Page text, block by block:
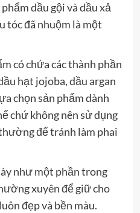
dầu gội và dầu xả
tóc đã nhuộm là một
có chứa các thành phần
hạt jojoba, dầu argan
chọn sản phẩm dành
chứ không nên sử dụng
để tránh làm phai
như một phần trong
xuyên để giữ cho
đẹp và bền màu.